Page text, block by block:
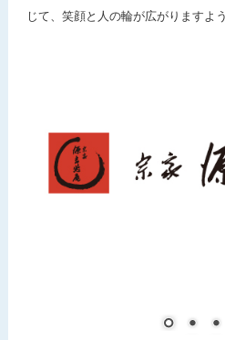
じて、笑顔と人の輪が広がりますよ